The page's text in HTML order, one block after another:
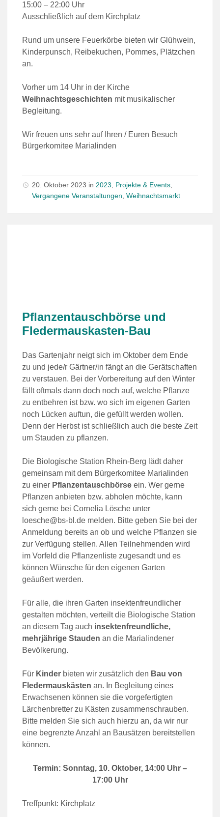
15:00 – 22:00 Uhr
Ausschließlich auf dem Kirchplatz
Rund um unsere Feuerkörbe bieten wir Glühwein,
Kinderpunsch, Reibekuchen, Pommes, Plätzchen
an.
Vorher um 14 Uhr in der Kirche
Weihnachtsgeschichten mit musikalischer
Begleitung.
Wir freuen uns sehr auf Ihren / Euren Besuch
Bürgerkomitee Marialinden
20. Oktober 2023 in 2023 Projekte & Events
Vergangene Veranstaltungen Weihnachtsmarkt
Pflanzentauschbörse und
Fledermauskasten-Bau
Das Gartenjahr neigt sich im Oktober dem Ende
zu und jede/r Gärtner/in fängt an die Gerätschaften
zu verstauen. Bei der Vorbereitung auf den Winter
fällt oftmals dann doch noch auf, welche Pflanze
zu entbehren ist bzw. wo sich im eigenen Garten
noch Lücken auftun, die gefüllt werden wollen.
Denn der Herbst ist schließlich auch die beste Zeit
um Stauden zu pflanzen.
Die Biologische Station Rhein-Berg lädt daher
gemeinsam mit dem Bürgerkomitee Marialinden
zu einer Pflanzentauschbörse ein. Wer gerne
Pflanzen anbieten bzw. abholen möchte, kann
sich gerne bei Cornelia Lösche unter
loesche@bs-bl.de melden. Bitte geben Sie bei der
Anmeldung bereits an ob und welche Pflanzen sie
zur Verfügung stellen. Allen Teilnehmenden wird
im Vorfeld die Pflanzenliste zugesandt und es
können Wünsche für den eigenen Garten
geäußert werden.
Für alle, die ihren Garten insektenfreundlicher
gestalten möchten, verteilt die Biologische Station
an diesem Tag auch insektenfreundliche,
mehrjährige Stauden an die Marialindener
Bevölkerung.
Für Kinder bieten wir zusätzlich den Bau von
Fledermauskästen an. In Begleitung eines
Erwachsenen können sie die vorgefertigten
Lärchenbretter zu Kästen zusammenschrauben.
Bitte melden Sie sich auch hierzu an, da wir nur
eine begrenzte Anzahl an Bausätzen bereitstellen
können.
Termin: Sonntag, 10. Oktober, 14:00 Uhr –
17:00 Uhr
Treffpunkt: Kirchplatz